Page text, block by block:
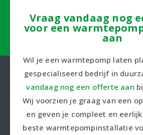
Vraag vandaag nog
voor een
aan
Wil je een warmtepomp laten
gespecialiseerd bedrijf in
vandaag nog een offerte aan
Wij voorzien je graag van een
en geven je compleet en
beste warmtepompinstallatie